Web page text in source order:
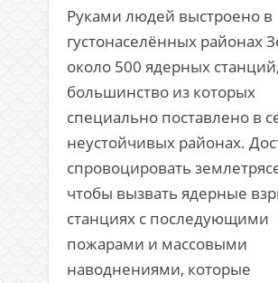
Руками людей выстроено в
густонаселённых районах
около 500 ядерных станций,
большинство из которых
специально поставлено в
неустойчивых районах.
спровоцировать
чтобы вызвать ядерные
станциях с последующими
пожарами и массовыми
наводнениями, которые